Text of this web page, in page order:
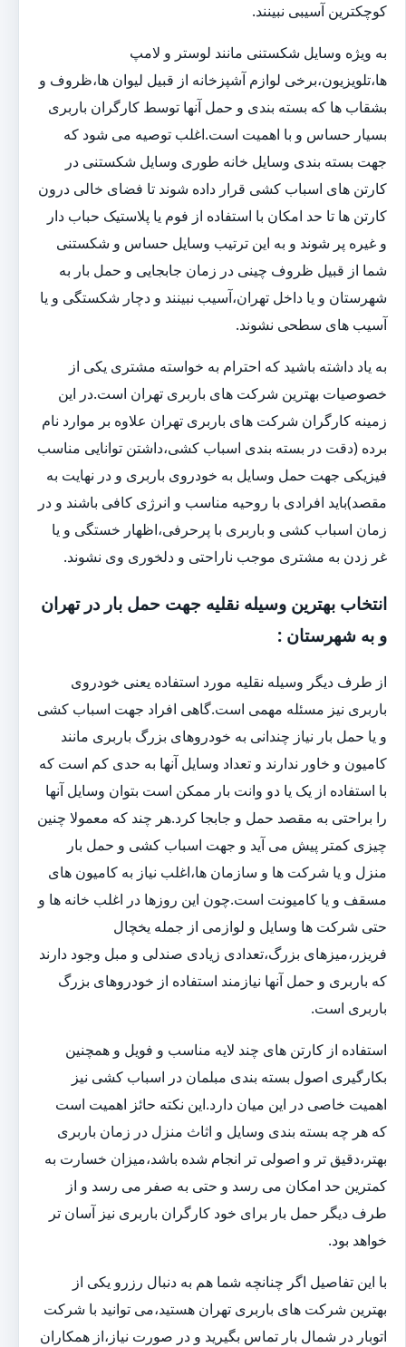
کوچکترین آسیبی نبینند.
به ویژه وسایل شکستنی مانند لوستر و لامپ
ها،تلویزیون،برخی لوازم آشپزخانه از قبیل لیوان ها،ظروف و
بشقاب ها که بسته بندی و حمل آنها توسط کارگران باربری
بسیار حساس و با اهمیت است.اغلب توصیه می شود که
جهت بسته بندی وسایل خانه طوری وسایل شکستنی در
کارتن های اسباب کشی قرار داده شوند تا فضای خالی درون
کارتن ها تا حد امکان با استفاده از فوم یا پلاستیک حباب دار
و غیره پر شوند و به این ترتیب وسایل حساس و شکستنی
شما از قبیل ظروف چینی در زمان جابجایی و حمل بار به
شهرستان و یا داخل تهران،آسیب نبینند و دچار شکستگی و یا
آسیب های سطحی نشوند.
به یاد داشته باشید که احترام به خواسته مشتری یکی از
خصوصیات بهترین شرکت های باربری تهران است.در این
زمینه کارگران شرکت های باربری تهران علاوه بر موارد نام
برده (دقت در بسته بندی اسباب کشی،داشتن توانایی مناسب
فیزیکی جهت حمل وسایل به خودروی باربری و در نهایت به
مقصد)باید افرادی با روحیه مناسب و انرژی کافی باشند و در
زمان اسباب کشی و باربری با پرحرفی،اظهار خستگی و یا
غر زدن به مشتری موجب ناراحتی و دلخوری وی نشوند.
انتخاب بهترین وسیله نقلیه جهت حمل بار در تهران
و به شهرستان :
از طرف دیگر وسیله نقلیه مورد استفاده یعنی خودروی
باربری نیز مسئله مهمی است.گاهی افراد جهت اسباب کشی
و یا حمل بار نیاز چندانی به خودروهای بزرگ باربری مانند
کامیون و خاور ندارند و تعداد وسایل آنها به حدی کم است که
با استفاده از یک یا دو وانت بار ممکن است بتوان وسایل آنها
را براحتی به مقصد حمل و جابجا کرد.هر چند که معمولا چنین
چیزی کمتر پیش می آید و جهت اسباب کشی و حمل بار
منزل و یا شرکت ها و سازمان ها،اغلب نیاز به کامیون های
مسقف و یا کامیونت است.چون این روزها در اغلب خانه ها و
حتی شرکت ها وسایل و لوازمی از جمله یخچال
فریزر،میزهای بزرگ،تعدادی زیادی صندلی و مبل وجود دارند
که باربری و حمل آنها نیازمند استفاده از خودروهای بزرگ
باربری است.
استفاده از کارتن های چند لایه مناسب و فویل و همچنین
بکارگیری اصول بسته بندی مبلمان در اسباب کشی نیز
اهمیت خاصی در این میان دارد.این نکته حائز اهمیت است
که هر چه بسته بندی وسایل و اثاث منزل در زمان باربری
بهتر،دقیق تر و اصولی تر انجام شده باشد،میزان خسارت به
کمترین حد امکان می رسد و حتی به صفر می رسد و از
طرف دیگر حمل بار برای خود کارگران باربری نیز آسان تر
خواهد بود.
با این تفاصیل اگر چنانچه شما هم به دنبال رزرو یکی از
بهترین شرکت های باربری تهران هستید،می توانید با شرکت
اتوبار در شمال بار تماس بگیرید و در صورت نیاز،از همکاران